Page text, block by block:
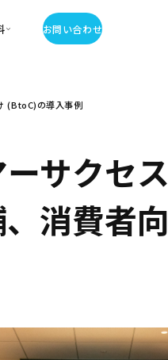
ち資料
お問い合わせ
(BtoC)の導入事例
サクセス
消費者向